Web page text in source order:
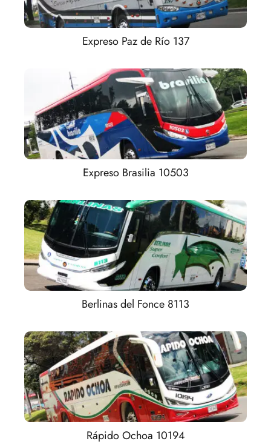
Expreso Paz de Río 137
Expreso Brasilia 10503
Berlinas del Fonce 8113
Rápido Ochoa 10194